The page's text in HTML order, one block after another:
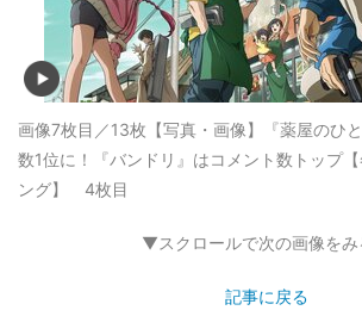
画像7枚目／13枚 【写真・画像】『薬屋のひ
数1位に！『バンドリ』はコメント数トップ
ング】 4枚目
▼スクロールで次の画像を
記事に戻る